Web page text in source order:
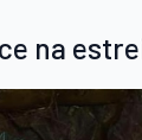
na